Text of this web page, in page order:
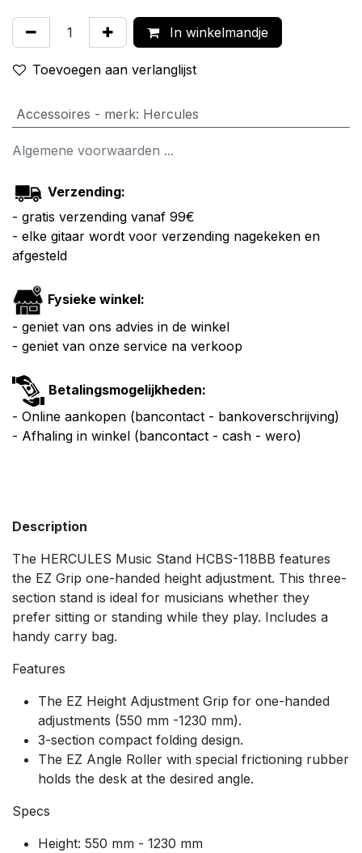
In winkelmandje
Toevoegen aan verlanglijst
Accessoires - merk: Hercules
Algemene voorwaarden ...
Verzending:
- gratis verzending vanaf 99€
- elke gitaar wordt voor verzending nagekeken en
afgesteld
Fysieke winkel:
- geniet van ons advies in de winkel
- geniet van onze service na verkoop
Betalingsmogelijkheden:
- Online aankopen (bancontact - bankoverschrijving)
- Afhaling in winkel (bancontact - cash - wero)
Description
The HERCULES Music Stand HCBS-118BB features
the EZ Grip one-handed height adjustment. This three-
section stand is ideal for musicians whether they
prefer sitting or standing while they play. Includes a
handy carry bag.
Features
The EZ Height Adjustment Grip for one-handed
adjustments (550 mm -1230 mm).
3-section compact folding design.
The EZ Angle Roller with special frictioning rubber
holds the desk at the desired angle.
Specs
Height: 550 mm - 1230 mm